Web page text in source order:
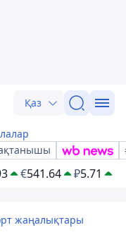
Қаз
€541.64 ₽5.71
жаңалықтары